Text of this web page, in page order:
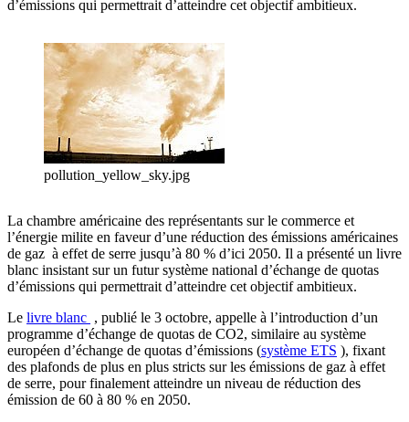
d’émissions qui permettrait d’atteindre cet objectif ambitieux.
pollution_yellow_sky.jpg
La chambre américaine des représentants sur le commerce et
l’énergie milite en faveur d’une réduction des émissions américaines
de gaz à effet de serre jusqu’à 80 % d’ici 2050. Il a présenté un livre
blanc insistant sur un futur système national d’échange de quotas
d’émissions qui permettrait d’atteindre cet objectif ambitieux.
Le livre blanc , publié le 3 octobre, appelle à l’introduction d’un
programme d’échange de quotas de CO2, similaire au système
européen d’échange de quotas d’émissions (système ETS ), fixant
des plafonds de plus en plus stricts sur les émissions de gaz à effet
de serre, pour finalement atteindre un niveau de réduction des
émission de 60 à 80 % en 2050.